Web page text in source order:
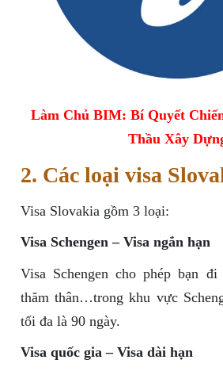
Làm Chủ BIM: Bí Quyết
Thầu Xây
2. Các loại visa
Visa Slovakia gồm 3 loại:
Visa Schengen – Visa ngắn hạn
Visa Schengen cho phép bạn
thăm thân…trong khu vực
tối đa là 90 ngày.
Visa quốc gia – Visa dài hạn